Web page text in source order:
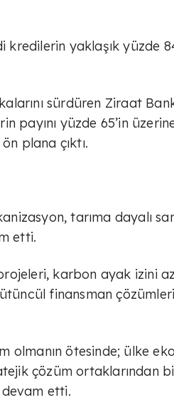
kredilerin yaklaşık yüzde
sürdüren Ziraat
payını yüzde 65’in
plana çıktı.
tarıma dayalı
etti.
karbon ayak izini
finansman
olmanın ötesinde; ülke
çözüm ortaklarından
etti.